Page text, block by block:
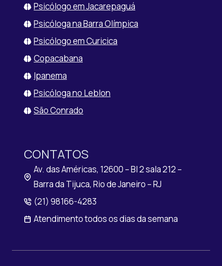
Psicólogo em Jacarepaguá
Psicóloga na Barra Olímpica
Psicólogo em Curicica
Copacabana
Ipanema
Psicóloga no Leblon
São Conrado
CONTATOS
Av. das Américas, 12600 – Bl 2 sala 212 –
Barra da Tijuca, Rio de Janeiro – RJ
(21) 98166-4283
Atendimento todos os dias da semana